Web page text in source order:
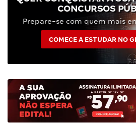
CONCURSOS
Prepare-se com quem mais
COMECE A ESTUDAR NO